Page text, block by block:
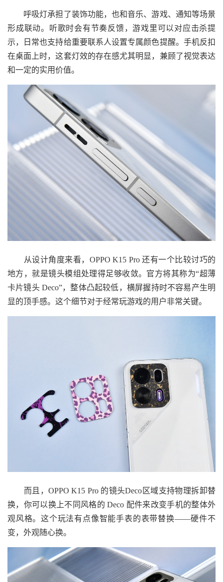
呼吸灯承担了装饰功能，也和音乐、游戏、通知等场景
形成联动。听歌时会有节奏反馈，游戏里可以对应击杀提
示，日常也支持给重要联系人设置专属颜色提醒。手机反扣
在桌面上时，这套灯效的存在感尤其明显，兼顾了视觉表达
和一定的实用价值。
从设计角度来看，OPPO K15 Pro 还有一个比较讨巧的
地方，就是镜头模组处理得足够收敛。官方将其称为“超薄
卡片镜头 Deco”，整体凸起较低，横屏握持时不容易产生明
显的顶手感。这个细节对于经常玩游戏的用户非常关键。
而且，OPPO K15 Pro 的镜头Deco区域支持物理拆卸替
换，你可以换上不同风格的 Deco 配件来改变手机的整体外
观风格。这个玩法有点像智能手表的表带替换——硬件不
变，外观随心换。